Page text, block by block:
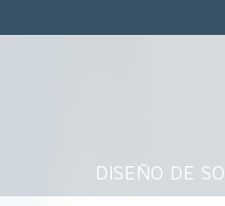
DISEÑO DE